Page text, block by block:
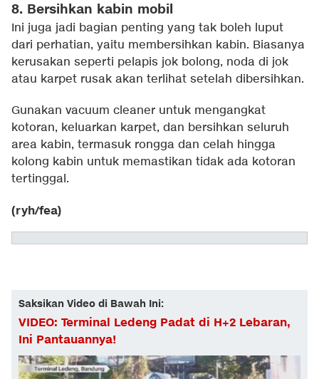
8. Bersihkan kabin mobil
Ini juga jadi bagian penting yang tak boleh luput
dari perhatian, yaitu membersihkan kabin. Biasanya
kerusakan seperti pelapis jok bolong, noda di jok
atau karpet rusak akan terlihat setelah dibersihkan.
Gunakan vacuum cleaner untuk mengangkat
kotoran, keluarkan karpet, dan bersihkan seluruh
area kabin, termasuk rongga dan celah hingga
kolong kabin untuk memastikan tidak ada kotoran
tertinggal.
(ryh/fea)
Saksikan Video di Bawah Ini:
VIDEO: Terminal Ledeng Padat di H+2 Lebaran,
Ini Pantauannya!